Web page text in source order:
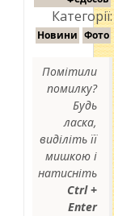
Категорії:
Новини Фото
Помітили
помилку?
Будь
ласка,
виділіть її
мишкою і
натисніть
Ctrl +
Enter